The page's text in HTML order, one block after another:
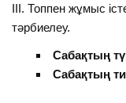
III. Топпен жұмыс
тәрбиелеу.
Сабақтың
Сабақтың